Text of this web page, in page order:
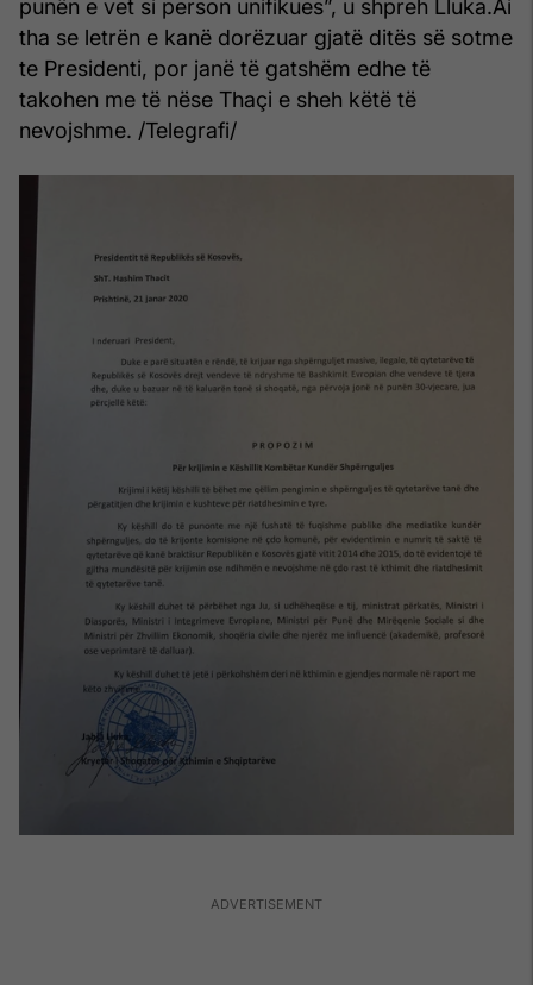
punën e vet si person unifikues”, u shpreh Lluka.Ai
tha se letrën e kanë dorëzuar gjatë ditës së sotme
te Presidenti, por janë të gatshëm edhe të
takohen me të nëse Thaçi e sheh këtë të
nevojshme. /Telegrafi/